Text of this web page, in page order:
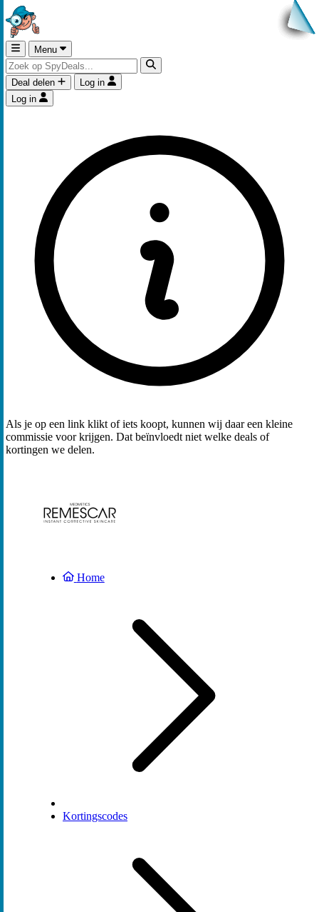
Menu
Deal delen
Log in
Log in
Als je op een link klikt of iets koopt, kunnen wij daar een kleine
commissie voor krijgen. Dat beïnvloedt niet welke deals of
kortingen we delen.
Home
Kortingscodes